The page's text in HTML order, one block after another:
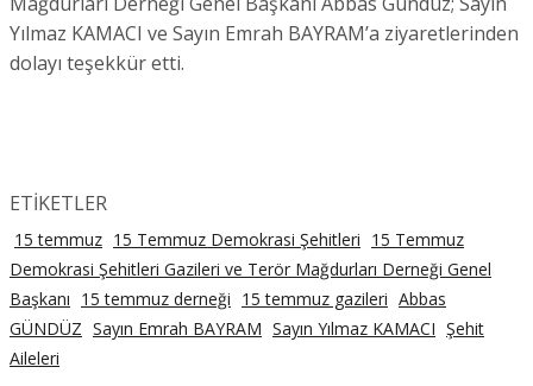
Yılmaz KAMACI ve Sayın Emrah BAYRAM’a ziyaretlerinden
dolayı teşekkür etti.
ETİKETLER
15 temmuz 15 Temmuz Demokrasi Şehitleri 15 Temmuz
Demokrasi Şehitleri Gazileri ve Terör Mağdurları Derneği Genel
Başkanı 15 temmuz derneği 15 temmuz gazileri Abbas
GÜNDÜZ Sayın Emrah BAYRAM Sayın Yılmaz KAMACI Şehit
Aileleri